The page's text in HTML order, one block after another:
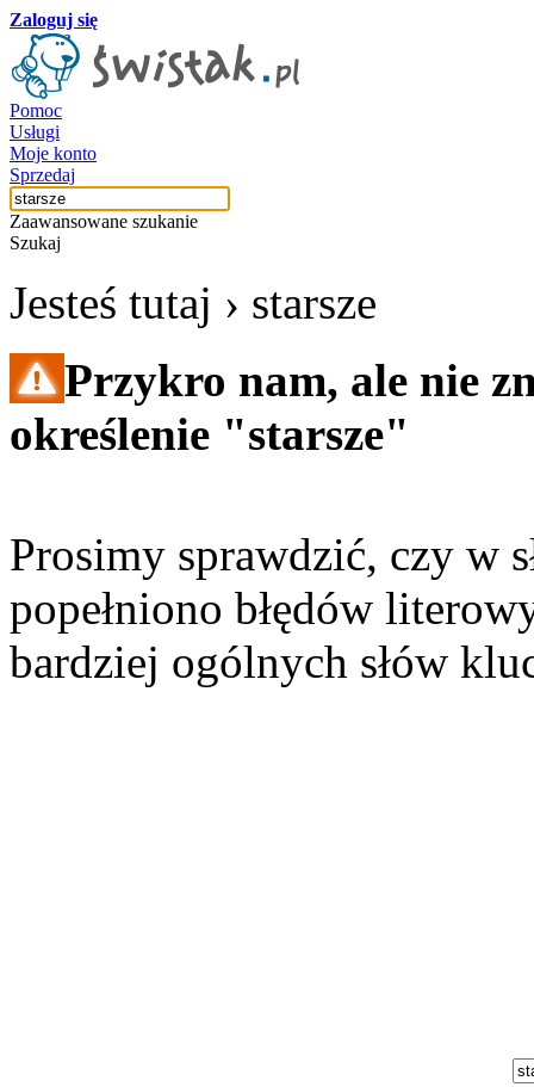
Zaloguj się
Pomoc
Usługi
Moje konto
Sprzedaj
Zaawansowane szukanie
Szukaj
Jesteś tutaj › starsze
Przykro nam, ale nie
określenie "starsze"
Prosimy sprawdzić, czy w
popełniono błędów
bardziej ogólnych słów